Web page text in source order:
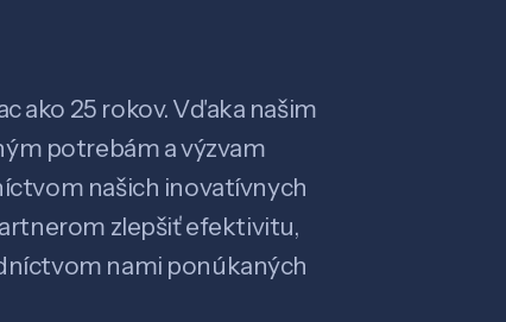
ako 25 rokov. Vďaka našim
potrebám a výzvam
našich inovatívnych
zlepšiť efektivitu,
nami ponúkaných